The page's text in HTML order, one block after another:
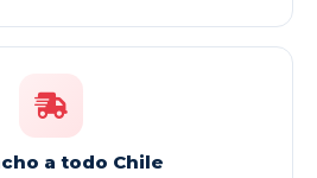
a todo Chile